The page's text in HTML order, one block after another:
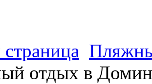
страница
отдых в